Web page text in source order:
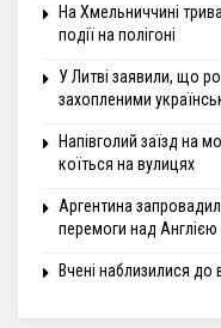
На Хмельниччині
події на полігоні
У Литві заявили, що
захопленими
Напівголий заїзд на
коїться на вулицях
Аргентина
перемоги над
Вчені наблизилися